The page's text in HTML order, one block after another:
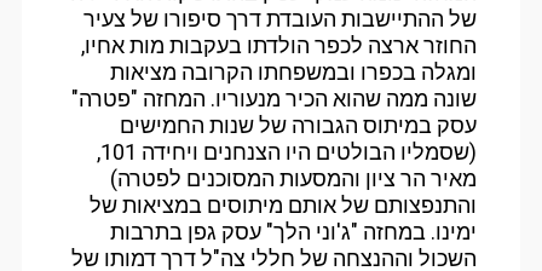
של ההתיישבות העובדת דרך סיפורו של צעיר
החוזר ארצה לכפר הולדתו בעקבות מות אחיו,
ומגלה בכפרו ובמשפחתו הקרובה מציאות
שונה ממה שהוא הכיר מנעוריו. המחזה "פטרה"
עסק במיתוס הגבורה של שנות החמישים
(שסמליו הבולטים היו הצנחנים ויחידה 101,
מאיר הר ציון והמסעות המסוכנים לפטרה)
והתנפצותם של אותם מיתוסים במציאות של
ימינו. במחזה "ג'וני הלך" עסק גפן בתרבות
השכול וההנצחה של חללי צה"ל דרך דמותו של